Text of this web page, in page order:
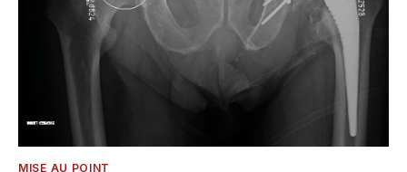
MISE AU POINT